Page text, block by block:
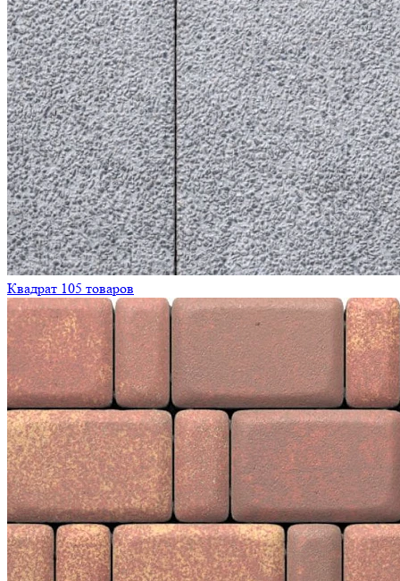
Квадрат 105 товаров